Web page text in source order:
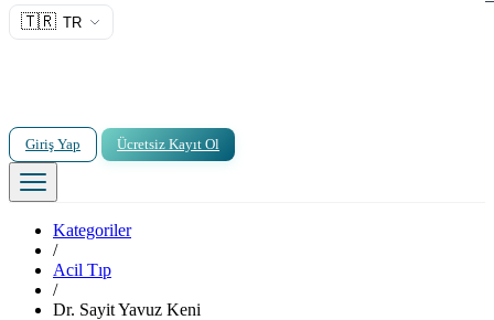
🇹🇷 TR
Giriş Yap Ücretsiz Kayıt Ol
Kategoriler
/
Acil Tıp
/
Dr. Sayit Yavuz Keni